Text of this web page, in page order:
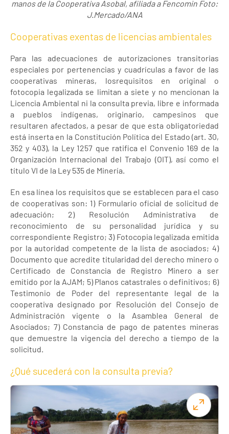
manos de la Cooperativa Asobal, afiliada a Fencomin Foto:
J.Mercado/ANA
Cooperativas exentas de licencias ambientales
Para las adecuaciones de autorizaciones transitorias
especiales por pertenencias y cuadrículas a favor de las
cooperativas mineras, losrequisitos en original o
fotocopia legalizada se limitan a siete y no mencionan la
Licencia Ambiental ni la consulta previa, libre e informada
a pueblos indígenas, originario, campesinos que
resultaren afectados, a pesar de que esta obligatoriedad
está inserta en la Constitución Política del Estado (art. 30,
352 y 403), la Ley 1257 que ratifica el Convenio 169 de la
Organización Internacional del Trabajo (OIT), así como el
título VI de la Ley 535 de Minería.
En esa línea los requisitos que se establecen para el caso
de cooperativas son: 1) Formulario oficial de solicitud de
adecuación; 2) Resolución Administrativa de
reconocimiento de su personalidad jurídica y su
correspondiente Registro; 3) Fotocopia legalizada emitida
por la autoridad competente de la lista de asociados; 4)
Documento que acredite titularidad del derecho minero o
Certificado de Constancia de Registro Minero a ser
emitido por la AJAM; 5) Planos catastrales o definitivos; 6)
Testimonio de Poder del representante legal de la
cooperativa designado por Resolución del Consejo de
Administración vigente o la Asamblea General de
Asociados; 7) Constancia de pago de patentes mineras
que demuestre la vigencia del derecho a tiempo de la
solicitud.
¿Qué sucederá con la consulta previa?